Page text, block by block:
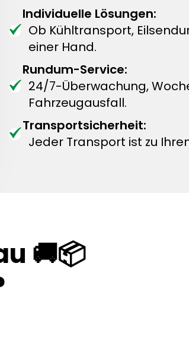
Individuelle Lösungen:
Ob Kühltransport,
einer Hand.
Rundum-Service:
24/7-Überwachung,
Fahrzeugausfall.
Transportsicherheit:
Jeder Transport ist zu
🚚📦